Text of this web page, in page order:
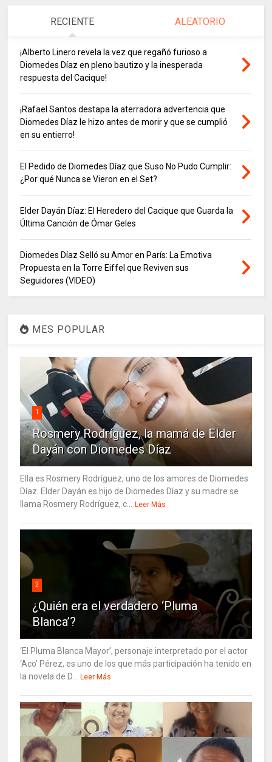
RECIENTE ALEATORIO
¡Alberto Linero revela la vez que regañó furioso a
Diomedes Díaz en pleno bautizo y la inesperada
respuesta del Cacique!
¡Rafael Santos destapa la aterradora advertencia que
Diomedes Díaz le hizo antes de morir y que se cumplió
en su entierro!
El Pedido de Diomedes Díaz que Suso No Pudo Cumplir:
¿Por qué Nunca se Vieron en el Set?
Elder Dayán Díaz: El Heredero del Cacique que Guarda la
Última Canción de Ómar Geles
Diomedes Díaz Selló su Amor en París: La Emotiva
Propuesta en la Torre Eiffel que Reviven sus
Seguidores (VIDEO)
MES POPULAR
1
Rosmery Rodríguez, la mamá de Elder
Dayán con Diomedes Díaz
Ella es Rosmery Rodríguez, uno de los amores de Diomedes
Díaz. Elder Dayán es hijo de Diomedes Díaz y su madre se
llama Rosmery Rodríguez, c...
Leer Más
2
¿Quién era el verdadero ‘Pluma
Blanca’?
‘El Pluma Blanca Mayor’, personaje interpretado por el actor
‘Aco’ Pérez, es uno de los que más participación ha tenido en
la novela de D...
Leer Más